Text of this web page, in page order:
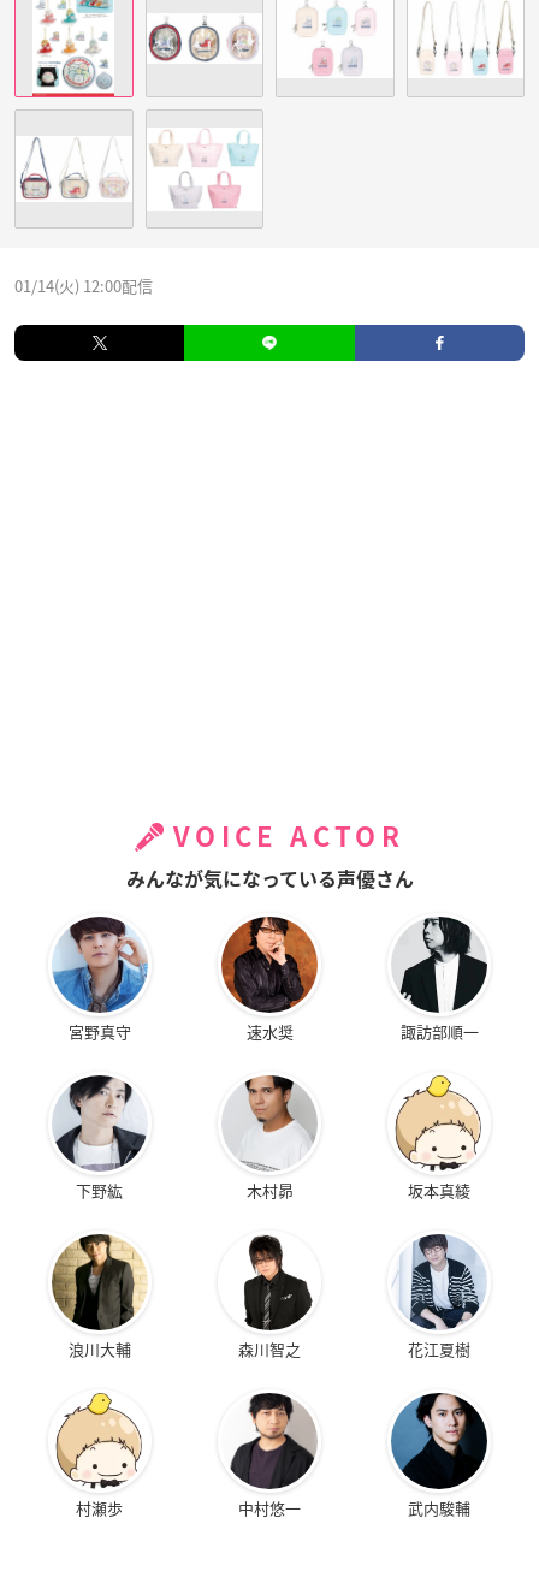
01/14(火) 12:00配信
VOICE ACTOR
みんなが気になっている声優さん
宮野真守 速水奨 諏訪部順一
下野紘 木村昴 坂本真綾
浪川大輔 森川智之 花江夏樹
村瀬歩 中村悠一 武内駿輔